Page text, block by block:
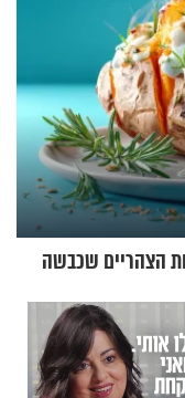
הצהריים שכבשה